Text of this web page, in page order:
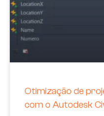
Otimização de
com o Autodesk